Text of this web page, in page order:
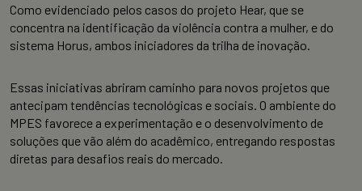
Como evidenciado pelos casos do projeto Hear, que se
concentra na identificação da violência contra a mulher, e do
sistema Horus, ambos iniciadores da trilha de inovação.
Essas iniciativas abriram caminho para novos projetos que
antecipam tendências tecnológicas e sociais. O ambiente do
MPES favorece a experimentação e o desenvolvimento de
soluções que vão além do acadêmico, entregando respostas
diretas para desafios reais do mercado.